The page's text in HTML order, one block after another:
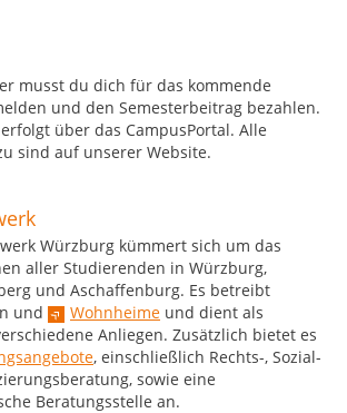
musst du dich für das kommende
und den Semesterbeitrag bezahlen.
erfolgt über das CampusPortal. Alle
sind auf unserer Website.
Würzburg kümmert sich um das
aller Studierenden in Würzburg,
und Aschaffenburg. Es betreibt
und
Wohnheime und dient als
Anliegen. Zusätzlich bietet es
, einschließlich Rechts-, Sozial-
sowie eine
Beratungsstelle an.